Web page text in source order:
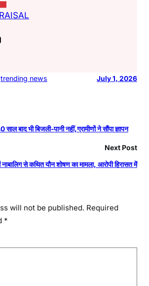
trending news July 1, 2026
साल बाद भी बिजली-पानी नहीं,ग्रामीणों ने सौंपा ज्ञापन
Next Post
से कथित यौन शोषण का मामला, आरोपी हिरासत में
will not be published. Required
*